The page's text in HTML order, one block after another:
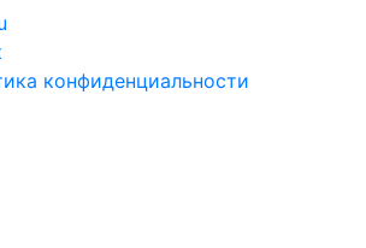
конфиденциальности